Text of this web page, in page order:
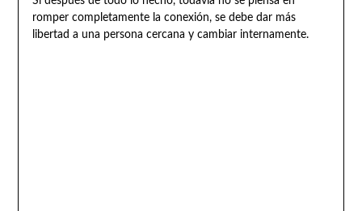
romper completamente la conexión, se debe dar más
libertad a una persona cercana y cambiar internamente.